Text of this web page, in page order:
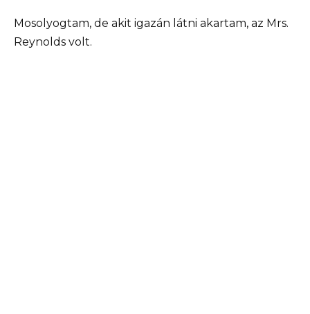
Mosolyogtam, de akit igazán látni akartam, az Mrs.
Reynolds volt.